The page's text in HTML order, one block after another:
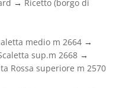
→ Ricetto (borgo di
medio m 2664 →
sup.m 2668 →
Rossa superiore m 2570